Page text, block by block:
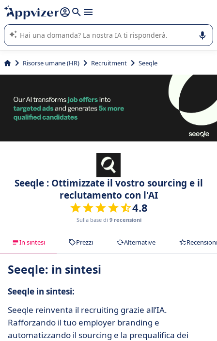
righe con
shift + enter
L'IA di Appvizer vi guida nell'utilizzo o nella scelta di un
software SaaS per la vostra azienda.
Risorse umane (HR) Recruitment Seeqle
Seeqle : Ottimizzate il vostro sourcing e il
reclutamento con l'AI
4.8
Sulla base di 9 recensioni
In sintesi Prezzi Alternative Recensioni
Seeqle: in sintesi
Seeqle in sintesi:
Seeqle reinventa il recruiting grazie all’IA.
Rafforzando il tuo employer branding e
automatizzando il sourcing e la prequalifica dei